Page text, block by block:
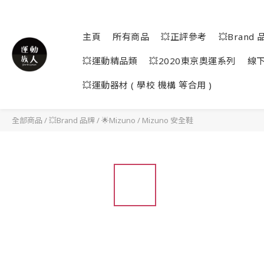
主頁 所有商品 💥正評參考 💥Brand
💥運動精品類 💥2020東京奧運系列 線
💥運動器材 ( 學校 機構 等合用 )
全部商品 /💥Brand 品牌/🌟Mizuno / Mizuno 安全鞋